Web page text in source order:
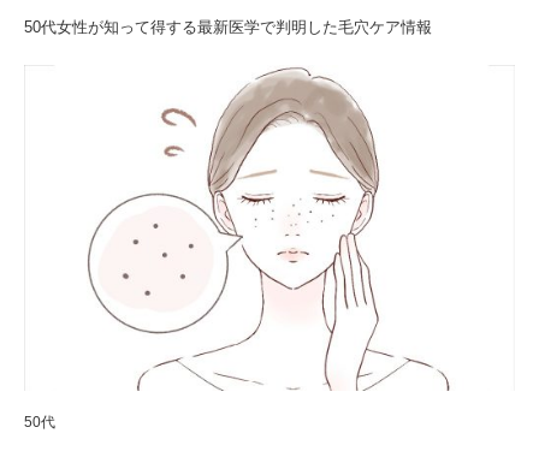
50代女性が知って得する最新医学で判明した毛穴ケア情報
50代